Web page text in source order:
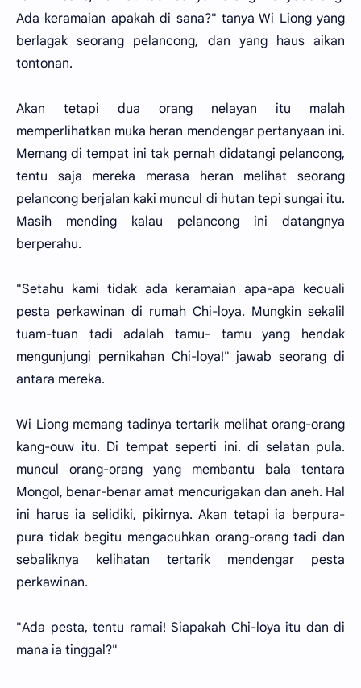
Ada keramaian apakah di sana?" tanya Wi Liong yang
berlagak seorang pelancong, dan yang haus aikan
tontonan.
Akan tetapi dua orang nelayan itu malah
memperlihatkan muka heran mendengar pertanyaan ini.
Memang di tempat ini tak pernah didatangi pelancong,
tentu saja mereka merasa heran melihat seorang
pelancong berjalan kaki muncul di hutan tepi sungai itu.
Masih mending kalau pelancong ini datangnya
berperahu.
"Setahu kami tidak ada keramaian apa-apa kecuali
pesta perkawinan di rumah Chi-loya. Mungkin sekalil
tuam-tuan tadi adalah tamu- tamu yang hendak
mengunjungi pernikahan Chi-loya!" jawab seorang di
antara mereka.
Wi Liong memang tadinya tertarik melihat orang-orang
kang-ouw itu. Di tempat seperti ini. di selatan pula.
muncul orang-orang yang membantu bala tentara
Mongol, benar-benar amat mencurigakan dan aneh. Hal
ini harus ia selidiki, pikirnya. Akan tetapi ia berpura-
pura tidak begitu mengacuhkan orang-orang tadi dan
sebaliknya kelihatan tertarik mendengar pesta
perkawinan.
"Ada pesta, tentu ramai! Siapakah Chi-loya itu dan di
mana ia tinggal?"